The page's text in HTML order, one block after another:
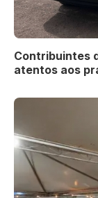
Contribuintes
atentos aos